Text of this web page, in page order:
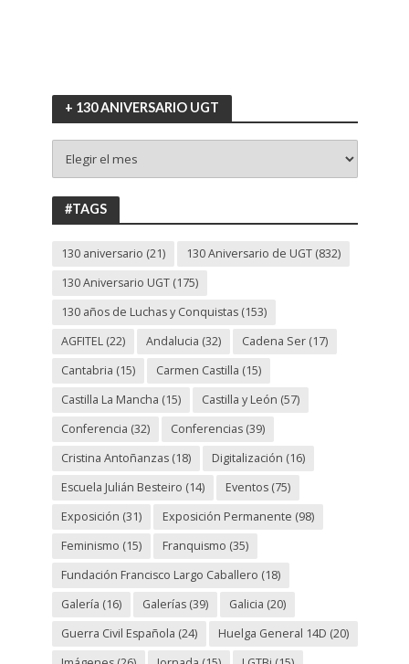
+ 130 ANIVERSARIO UGT
130
ANIVERSARIO
UGT
#TAGS
130 aniversario (21) 130 Aniversario de UGT(832)
130 Aniversario UGT(175)
130 años de Luchas y Conquistas(153)
AGFITEL(22) Andalucia (32) Cadena Ser(17)
Cantabria (15) Carmen Castilla (15)
Castilla La Mancha (15) Castilla y León (57)
Conferencia (32) Conferencias(39)
Cristina Antoñanzas(18) Digitalización (16)
Escuela Julián Besteiro (14) Eventos(75)
Exposición (31) Exposición Permanente (98)
Feminismo (15) Franquismo (35)
Fundación Francisco Largo Caballero (18)
Galería (16) Galerías(39) Galicia (20)
Guerra Civil Española (24) Huelga General 14D (20)